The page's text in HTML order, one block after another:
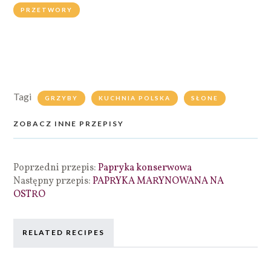
PRZETWORY
Tagi GRZYBY KUCHNIA POLSKA SŁONE
ZOBACZ INNE PRZEPISY
Poprzedni przepis:Papryka konserwowa
Następny przepis:PAPRYKA MARYNOWANA NA
OSTRO
RELATED RECIPES